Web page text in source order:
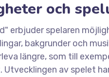
och
erbjuder spelaren
bakgrunder och
längre, som till
Utvecklingen av spelet